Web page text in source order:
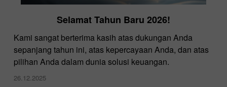
Selamat Tahun Baru 2026!
Kami sangat berterima kasih atas dukungan Anda
sepanjang tahun ini, atas kepercayaan Anda, dan atas
pilihan Anda dalam dunia solusi keuangan.
26.12.2025